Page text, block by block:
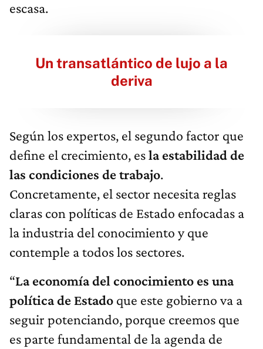
escasa.
Un transatlántico de lujo a la
deriva
Según los expertos, el segundo factor que
define el crecimiento, esla estabilidad de
las condiciones de trabajo.
Concretamente, el sector necesita reglas
claras con políticas de Estado enfocadas a
la industria del conocimiento y que
contemple a todos los sectores.
“La economía del conocimiento es una
política de Estado que este gobierno va a
seguir potenciando, porque creemos que
es parte fundamental de la agenda de